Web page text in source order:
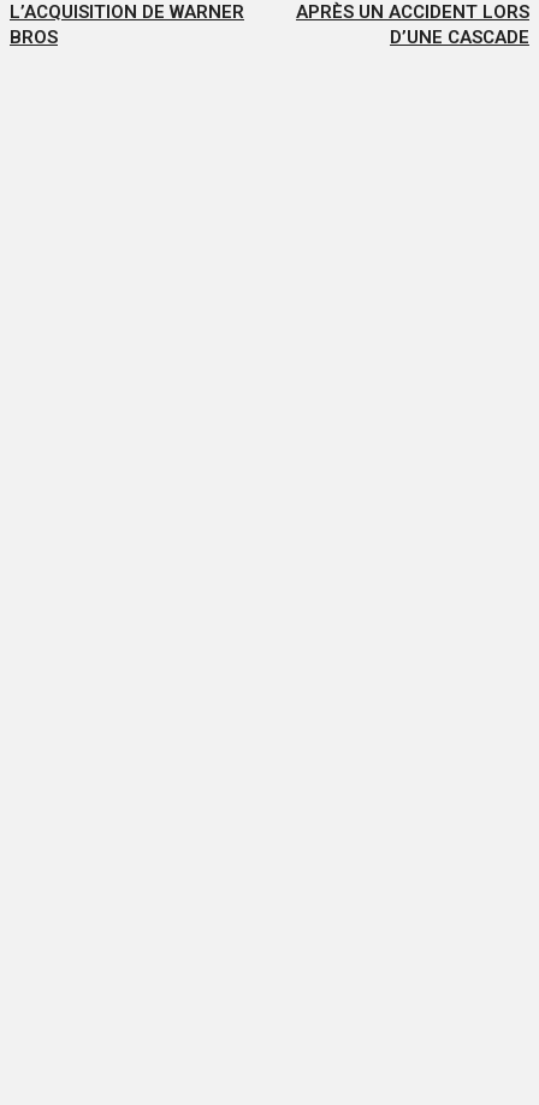
L’ACQUISITION DE WARNER
BROS
APRÈS UN ACCIDENT LORS
D’UNE CASCADE